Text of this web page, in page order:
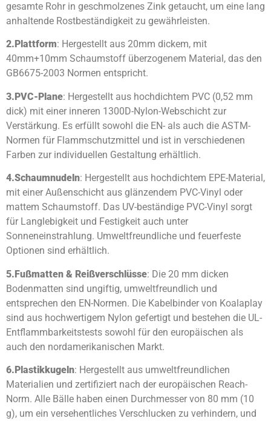
gesamte Rohr in geschmolzenes Zink getaucht, um eine lang
anhaltende Rostbeständigkeit zu gewährleisten.
2. Plattform: Hergestellt aus 20mm dickem, mit
40mm+10mm Schaumstoff überzogenem Material, das den
GB6675-2003 Normen entspricht.
3.PVC-Plane: Hergestellt aus hochdichtem PVC (0,52 mm
dick) mit einer inneren 1300D-Nylon-Webschicht zur
Verstärkung. Es erfüllt sowohl die EN- als auch die ASTM-
Normen für Flammschutzmittel und ist in verschiedenen
Farben zur individuellen Gestaltung erhältlich.
4.Schaumnudeln: Hergestellt aus hochdichtem EPE-Material,
mit einer Außenschicht aus glänzendem PVC-Vinyl oder
mattem Schaumstoff. Das UV-beständige PVC-Vinyl sorgt
für Langlebigkeit und Festigkeit auch unter
Sonneneinstrahlung. Umweltfreundliche und feuerfeste
Optionen sind erhältlich.
5.Fußmatten & Reißverschlüsse: Die 20 mm dicken
Bodenmatten sind ungiftig, umweltfreundlich und
entsprechen den EN-Normen. Die Kabelbinder von Koalaplay
sind aus hochwertigem Nylon gefertigt und bestehen die UL-
Entflammbarkeitstests sowohl für den europäischen als
auch den nordamerikanischen Markt.
6.Plastikkugeln: Hergestellt aus umweltfreundlichen
Materialien und zertifiziert nach der europäischen Reach-
Norm. Alle Bälle haben einen Durchmesser von 80 mm (10
g), um ein versehentliches Verschlucken zu verhindern, und